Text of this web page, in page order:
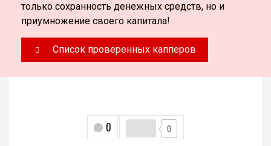
только сохранность денежных средств, но и
приумножение своего капитала!
Список проверенных капперов
0 0